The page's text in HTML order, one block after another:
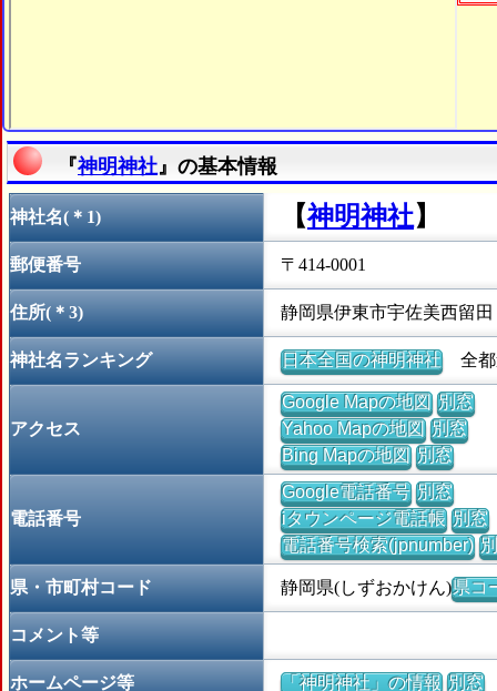
『神明神社 』の基本情報
神社名(＊1) 【神明神社】
郵便番号 〒414-0001
住所(＊3) 静岡県伊東市宇佐美西留
神社名ランキング 日本全国の神明神社全都
アクセス
Google Mapの地図 別窓
Yahoo Mapの地図 別窓
Bing Mapの地図 別窓
電話番号
Google電話番号 別窓
iタウンページ電話帳 別窓
電話番号検索(jpnumber)
県・市町村コード 静岡県(しずおかけん)県コ
コメント等
ホームページ等 「神明神社」の情報 別窓